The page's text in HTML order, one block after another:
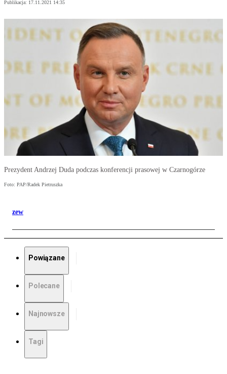
Publikacja: 17.11.2021 14:35
Prezydent Andrzej Duda podczas konferencji prasowej w Czarnogórze
Foto: PAP/Radek Pietruszka
zew
Powiązane
Polecane
Najnowsze
Tagi